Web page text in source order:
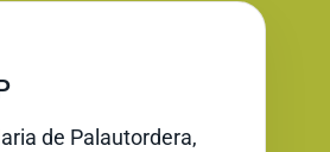
de Palautordera,